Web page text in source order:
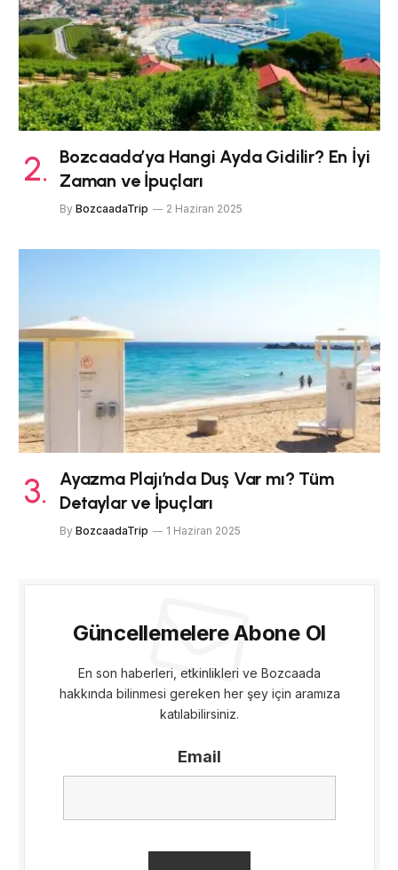
Bozcaada’ya Hangi Ayda Gidilir? En İyi
Zaman ve İpuçları
By BozcaadaTrip 2 Haziran 2025
Ayazma Plajı’nda Duş Var mı? Tüm
Detaylar ve İpuçları
By BozcaadaTrip 1 Haziran 2025
Güncellemelere Abone Ol
En son haberleri, etkinlikleri ve Bozcaada
hakkında bilinmesi gereken her şey için aramıza
katılabilirsiniz.
Email